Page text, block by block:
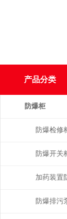
产品分类
防爆柜
防爆检修
防爆开关
加药装置
防爆排污